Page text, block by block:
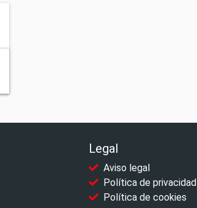
Legal
Aviso legal
Política de privacidad
Política de cookies